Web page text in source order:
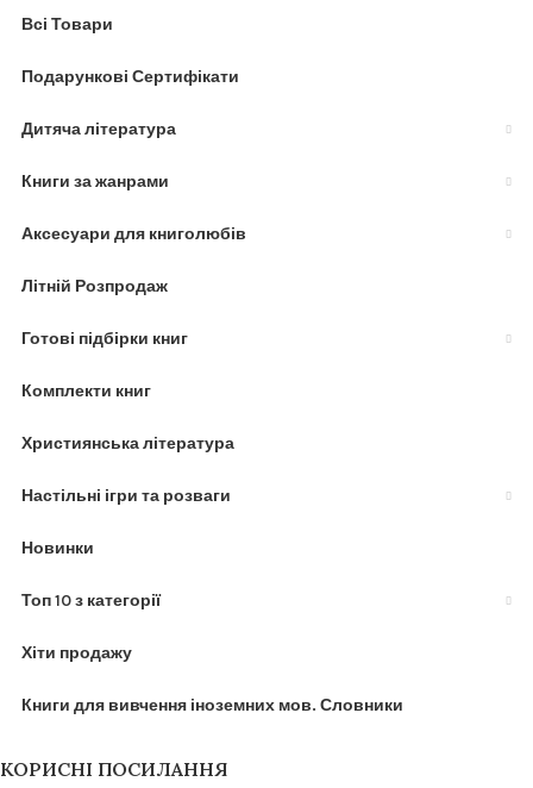
Всі Товари
Подарункові Сертифікати
Дитяча література
Книги за жанрами
Аксесуари для книголюбів
Літній Розпродаж
Готові підбірки книг
Комплекти книг
Християнська література
Настільні ігри та розваги
Новинки
Топ 10 з категорії
Хіти продажу
Книги для вивчення іноземних мов. Словники
КОРИСНІ ПОСИЛАННЯ